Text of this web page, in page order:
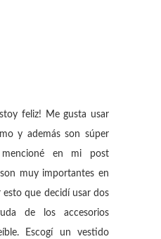
feliz! Me gusta usar
y además son súper
en mi post
muy importantes en
que decidí usar dos
de los accesorios
Escogí un vestido